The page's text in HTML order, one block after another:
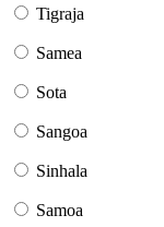
Tigraja
Samea
Sota
Sangoa
Sinhala
Samoa